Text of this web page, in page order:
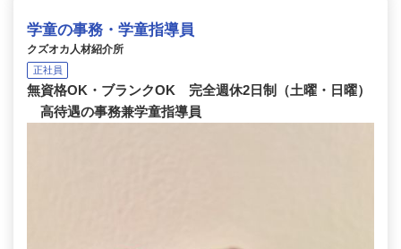
学童の事務・学童指導員
クズオカ人材紹介所
正社員
無資格OK・ブランクOK 完全週休2日制（土曜・日曜）
高待遇の事務兼学童指導員